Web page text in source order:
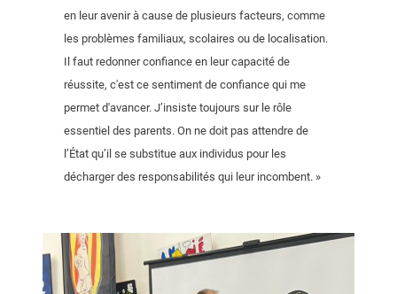
en leur avenir à cause de plusieurs facteurs, comme
les problèmes familiaux, scolaires ou de localisation.
Il faut redonner confiance en leur capacité de
réussite, c'est ce sentiment de confiance qui me
permet d'avancer. J’insiste toujours sur le rôle
essentiel des parents. On ne doit pas attendre de
l’État qu’il se substitue aux individus pour les
décharger des responsabilités qui leur incombent. »